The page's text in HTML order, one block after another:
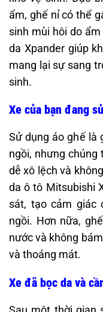
ẩm, ghế nỉ có thể
sinh mùi hôi do
da Xpander giúp
mang lại sự sang
sinh.
Xe của bạn đang
Sử dụng áo ghế là
ngồi, nhưng chúng
dễ xô lệch và
da ô tô Mitsubishi
sát, tạo cảm giác
ngồi. Hơn nữa,
nước và không
và thoáng mát.
Xe đã bọc da và